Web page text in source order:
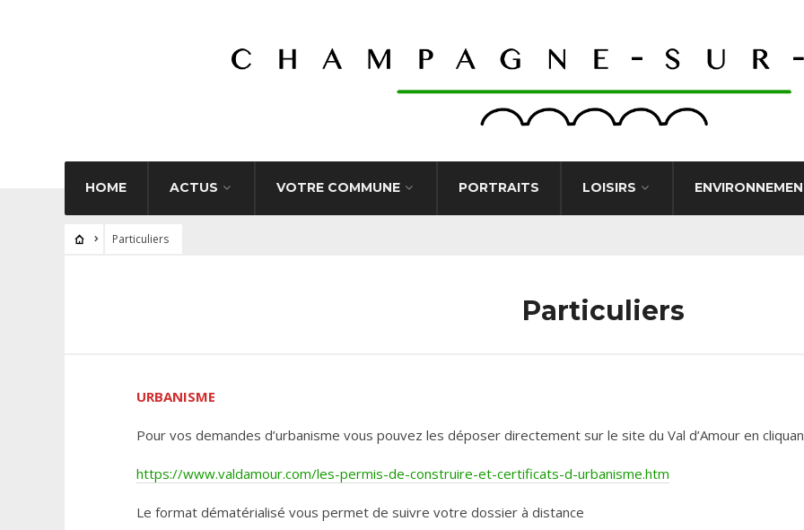
HOME ACTUS VOTRE COMMUNE PORTRAITS LOISIRS
Particuliers
Particuliers
URBANISME
Pour vos demandes d’urbanisme vous pouvez les déposer directement sur le site du Val d’Amour en
https://www.valdamour.com/les-permis-de-construire-et-certificats-d-urbanisme.htm
Le format dématérialisé vous permet de suivre votre dossier à distance